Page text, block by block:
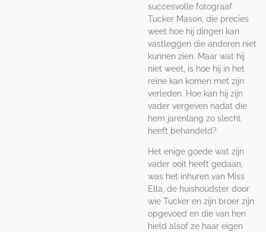
succesvolle fotograaf
Tucker Mason, die precies
weet hoe hij dingen kan
vastleggen die anderen niet
kunnen zien. Maar wat hij
niet weet, is hoe hij in het
reine kan komen met zijn
verleden. Hoe kan hij zijn
vader vergeven nadat die
hem jarenlang zo slecht
heeft behandeld?
Het enige goede wat zijn
vader ooit heeft gedaan,
was het inhuren van Miss
Ella, de huishoudster door
wie Tucker en zijn broer zijn
opgevoed en die van hen
hield alsof ze haar eigen